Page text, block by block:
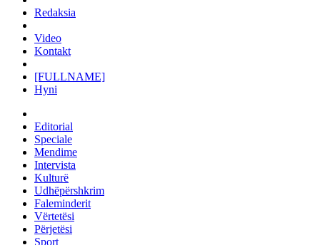
Redaksia
Video
Kontakt
[FULLNAME]
Hyni
Editorial
Speciale
Mendime
Intervista
Kulturë
Udhëpërshkrim
Faleminderit
Vërtetësi
Përjetësi
Sport